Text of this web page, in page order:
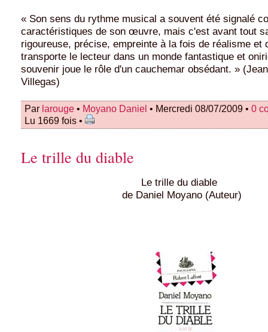
« Son sens du rythme musical a souvent été signalé
caractéristiques de son œuvre, mais c'est avant tout
rigoureuse, précise, empreinte à la fois de réalisme et
transporte le lecteur dans un monde fantastique et
souvenir joue le rôle d'un cauchemar obsédant. »
Villegas)
Par larouge • Moyano Daniel • Mercredi 08/07/2009 • 0
Lu 1669 fois •
Le trille du diable
Le trille du diable
de Daniel Moyano (Auteur)